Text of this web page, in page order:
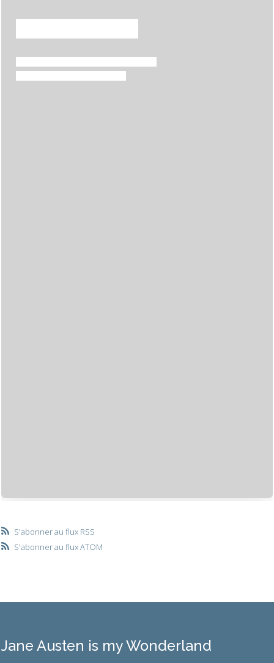
S'abonner au flux RSS
S'abonner au flux ATOM
Jane Austen is my Wonderland